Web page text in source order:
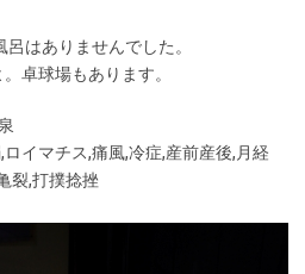
はありませんでした。
卓球場もあります。
イマチス,痛風,冷症,産前産後,月経
裂,打撲捻挫